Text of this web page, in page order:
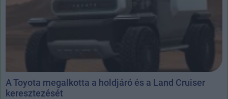
A Toyota megalkotta a holdjáró és a Land Cruiser
keresztezését